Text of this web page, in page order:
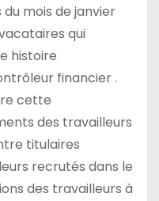
mois de janvier
qui
histoire
financier .
cette
des travailleurs
titulaires
recrutés dans le
des travailleurs à